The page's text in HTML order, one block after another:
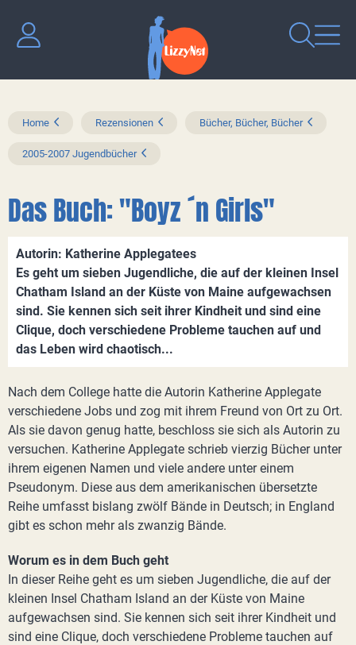
Home Rezensionen Bücher, Bücher, Bücher
2005-2007 Jugendbücher
Das Buch: "Boyz ´n Girls"
Autorin: Katherine Applegatees
Es geht um sieben Jugendliche, die auf der kleinen Insel
Chatham Island an der Küste von Maine aufgewachsen
sind. Sie kennen sich seit ihrer Kindheit und sind eine
Clique, doch verschiedene Probleme tauchen auf und
das Leben wird chaotisch...
Nach dem College hatte die Autorin Katherine Applegate
verschiedene Jobs und zog mit ihrem Freund von Ort zu Ort.
Als sie davon genug hatte, beschloss sie sich als Autorin zu
versuchen. Katherine Applegate schrieb vierzig Bücher unter
ihrem eigenen Namen und viele andere unter einem
Pseudonym. Diese aus dem amerikanischen übersetzte
Reihe umfasst bislang zwölf Bände in Deutsch; in England
gibt es schon mehr als zwanzig Bände.
Worum es in dem Buch geht
In dieser Reihe geht es um sieben Jugendliche, die auf der
kleinen Insel Chatham Island an der Küste von Maine
aufgewachsen sind. Sie kennen sich seit ihrer Kindheit und
sind eine Clique, doch verschiedene Probleme tauchen auf